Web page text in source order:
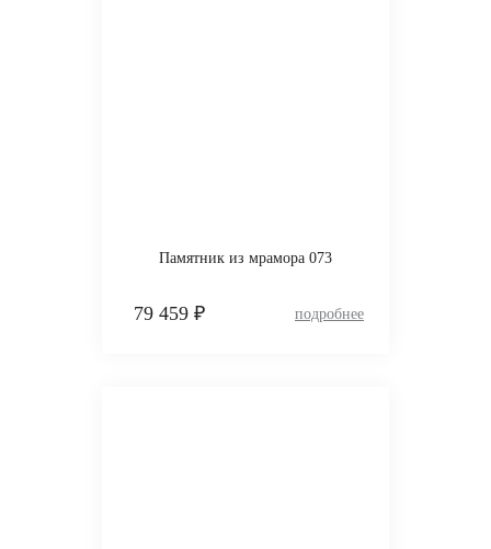
Памятник из мрамора 073
79 459 ₽